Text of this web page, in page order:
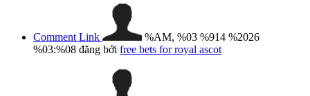
Comment Link
%AM, %03 %914 %2026
%03:%08 đăng bởi free bets for royal ascot​